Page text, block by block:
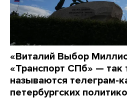
«Виталий Выбор
«Транспорт СПб» — так
называются телеграм-
петербургских